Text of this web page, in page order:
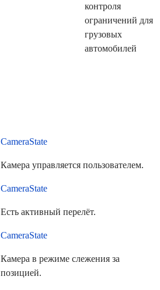
контроля
ограничений для
грузовых
автомобилей
CameraState
Камера управляется пользователем.
CameraState
Eсть активный перелёт.
CameraState
Камера в режиме слежения за
позицией.